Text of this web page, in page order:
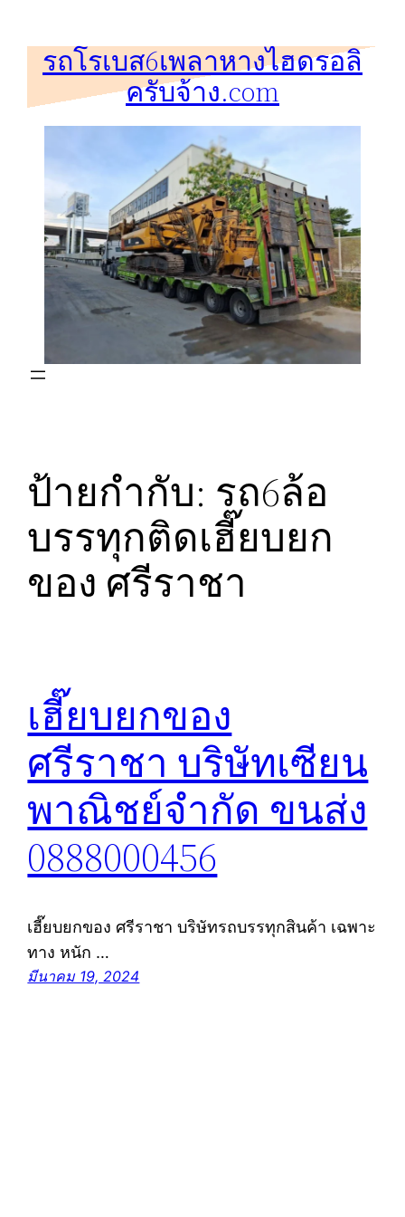
รถโรเบส6เพลาหางไฮดรอลิ
ครับจ้าง.com
ป้ายกำกับ: รถ6ล้อ
บรรทุกติดเฮี๊ยบยก
ของ ศรีราชา
เฮี๊ยบยกของ
ศรีราชา บริษัทเซียน
พาณิชย์จำกัด ขนส่ง
0888000456
เฮี๊ยบยกของ ศรีราชา บริษัทรถบรรทุกสินค้า เฉพาะ
ทาง หนัก …
มีนาคม 19, 2024